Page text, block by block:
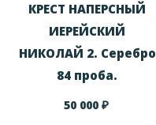
КРЕСТ НАПЕРСНЫЙ
ИЕРЕЙСКИЙ
НИКОЛАЙ 2. Серебро
84 проба.
50 000 ₽